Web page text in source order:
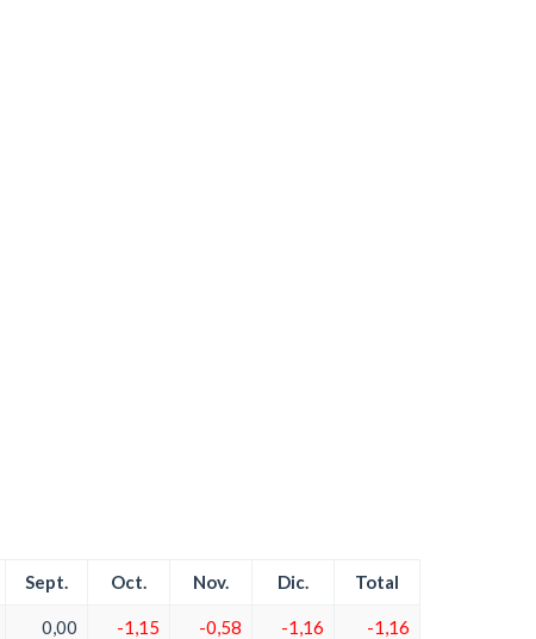
Sept. Oct. Nov. Dic. Total
0,00 -1,15 -0,58 -1,16 -1,16